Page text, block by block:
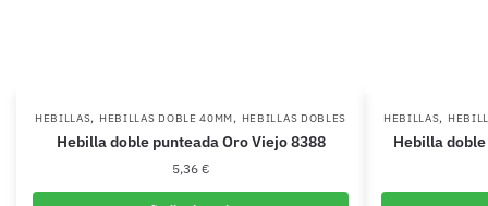
HEBILLAS, HEBILLAS DOBLE 40MM, HEBILLAS DOBLES
Hebilla doble punteada Oro Viejo 8388
5,36 €
HEBILLAS,
Hebilla